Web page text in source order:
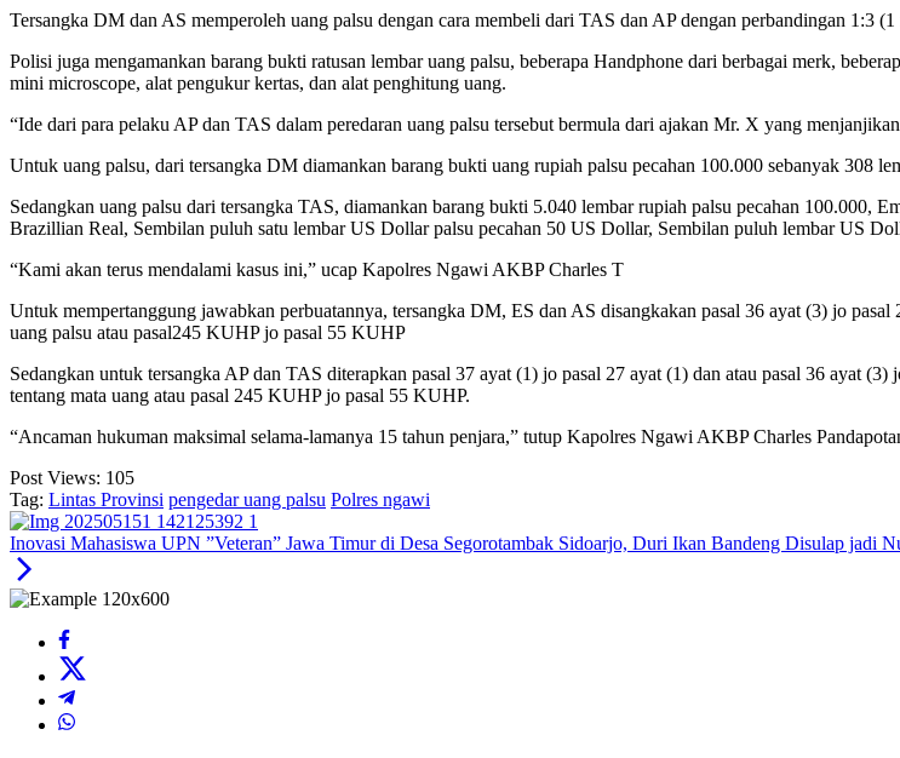
Tersangka DM dan AS memperoleh uang palsu dengan cara membeli dari TAS dan AP dengan perbandingan 1:3
Polisi juga mengamankan barang bukti ratusan lembar uang palsu, beberapa Handphone dari berbagai merk,
mini microscope, alat pengukur kertas, dan alat penghitung uang.
“Ide dari para pelaku AP dan TAS dalam peredaran uang palsu tersebut bermula dari ajakan Mr. X yang
Untuk uang palsu, dari tersangka DM diamankan barang bukti uang rupiah palsu pecahan 100.000 sebanyak 308
Sedangkan uang palsu dari tersangka TAS, diamankan barang bukti 5.040 lembar rupiah palsu pecahan 100.000,
Brazillian Real, Sembilan puluh satu lembar US Dollar palsu pecahan 50 US Dollar, Sembilan puluh lembar US
“Kami akan terus mendalami kasus ini,” ucap Kapolres Ngawi AKBP Charles T
Untuk mempertanggung jawabkan perbuatannya, tersangka DM, ES dan AS disangkakan pasal 36 ayat (3) jo
uang palsu atau pasal245 KUHP jo pasal 55 KUHP
Sedangkan untuk tersangka AP dan TAS diterapkan pasal 37 ayat (1) jo pasal 27 ayat (1) dan atau pasal 36 ayat
tentang mata uang atau pasal 245 KUHP jo pasal 55 KUHP.
“Ancaman hukuman maksimal selama-lamanya 15 tahun penjara,” tutup Kapolres Ngawi AKBP Charles
Post Views: 105
Tag: Lintas Provinsi pengedar uang palsu Polres ngawi
Inovasi Mahasiswa UPN ”Veteran” Jawa Timur di Desa Segorotambak Sidoarjo, Duri Ikan Bandeng Disulap jadi